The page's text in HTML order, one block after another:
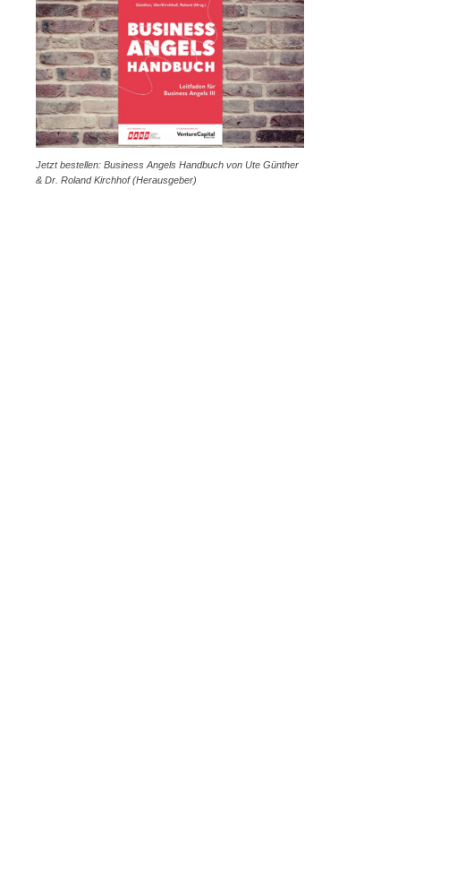
Jetzt bestellen: Business Angels Handbuch von Ute Günther
& Dr. Roland Kirchhof (Herausgeber)